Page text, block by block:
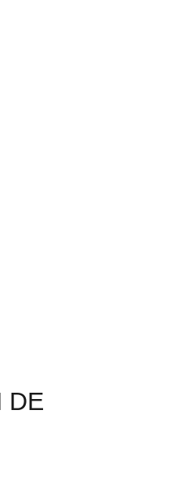
DE